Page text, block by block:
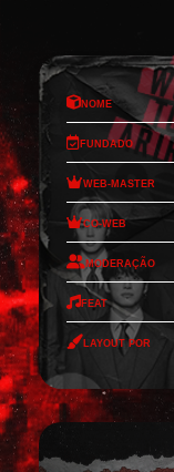
Nome
Fundado
Web-Master
Co-Web
Moderação
Feat
Layout por